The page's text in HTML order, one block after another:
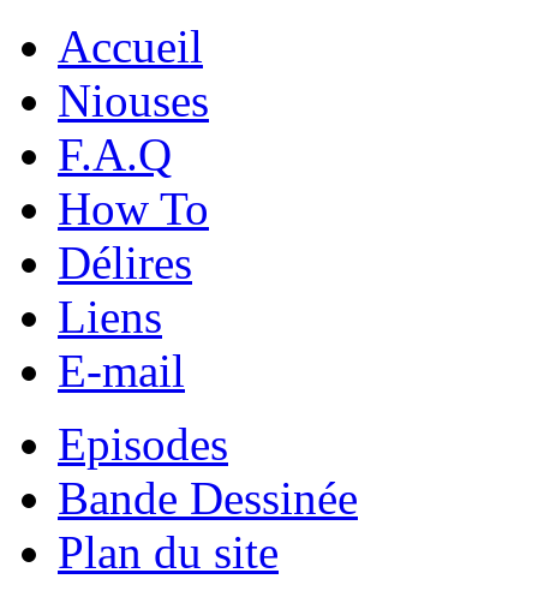
Accueil
Niouses
F.A.Q
How To
Délires
Liens
E-mail
Episodes
Bande Dessinée
Plan du site